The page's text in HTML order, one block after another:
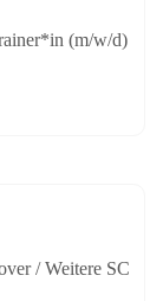
(m/w/d)
/ Weitere SC